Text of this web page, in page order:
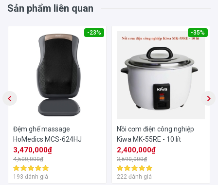
Sản phẩm liên quan
-23%
Đệm ghế massage
HoMedics MCS-624HJ
3,470,000₫
4,500,000₫
193 đánh giá
-35%
Nồi cơm điện công nghiệp
Kiwa MK-55RE - 10 lít
2,400,000₫
3,690,000₫
222 đánh giá